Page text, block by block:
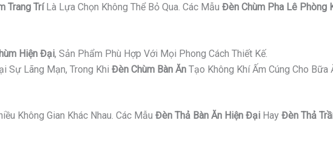
Trang TríLà Lựa Chọn Không Thể Bỏ Qua. Các Mẫu Đèn Chùm Pha Lê Phòng
Hiện Đại, Sản Phẩm Phù Hợp Với Mọi Phong Cách Thiết Kế.
Sự Lãng Mạn, Trong Khi Đèn Chùm Bàn Ăn Tạo Không Khí Ấm Cúng Cho Bữa
Không Gian Khác Nhau. Các Mẫu Đèn Thả Bàn Ăn Hiện Đại Hay Đèn Thả